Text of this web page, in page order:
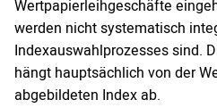
Wertpapierleihgeschäfte
werden nicht systematisch
Indexauswahlprozesses sind.
hängt hauptsächlich von der
abgebildeten Index ab.